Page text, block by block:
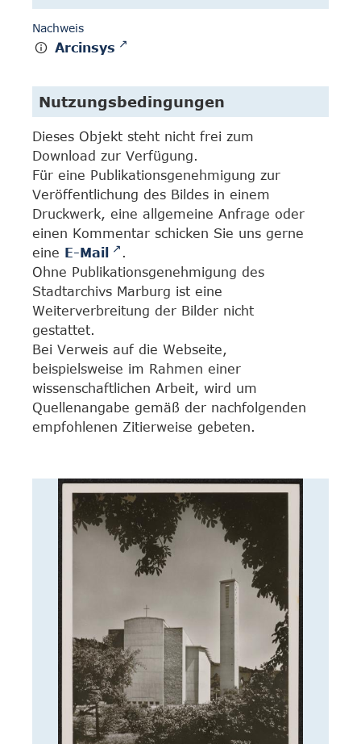
Nachweis
Arcinsys
Nutzungsbedingungen
Dieses Objekt steht nicht frei zum
Download zur Verfügung.
Für eine Publikationsgenehmigung zur
Veröffentlichung des Bildes in einem
Druckwerk, eine allgemeine Anfrage oder
einen Kommentar schicken Sie uns gerne
eine E-Mail
.
Ohne Publikationsgenehmigung des
Stadtarchivs Marburg ist eine
Weiterverbreitung der Bilder nicht
gestattet.
Bei Verweis auf die Webseite,
beispielsweise im Rahmen einer
wissenschaftlichen Arbeit, wird um
Quellenangabe gemäß der nachfolgenden
empfohlenen Zitierweise gebeten.